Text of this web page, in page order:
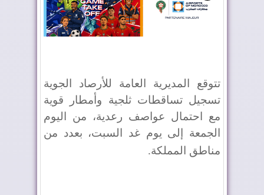
تتوقع المديرية العامة للأرصاد الجوية
تسجيل تساقطات ثلجية وأمطار قوية
مع احتمال عواصف رعدية، من اليوم
الجمعة إلى يوم غد السبت، بعدد من
مناطق المملكة.